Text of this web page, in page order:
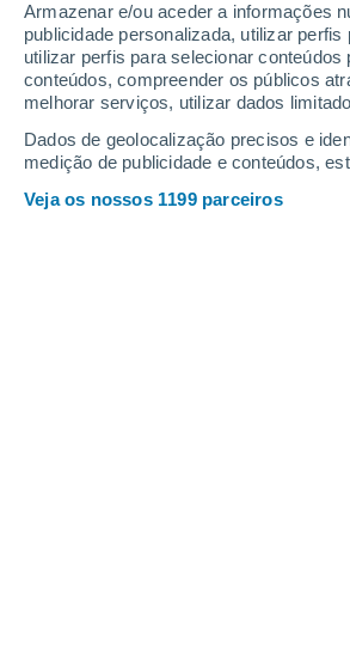
Armazenar e/ou aceder a informações
publicidade personalizada, utilizar
utilizar perfis para selecionar
conteúdos, compreender os públicos
melhorar serviços, utilizar dados
Dados de geolocalização precisos e
medição de publicidade e conteúdos,
Veja os nossos 1199 parceiros